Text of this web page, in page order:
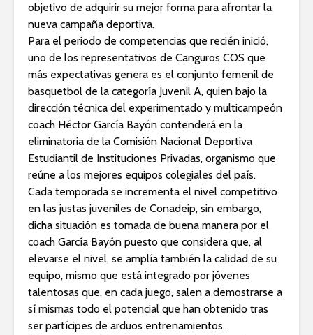
objetivo de adquirir su mejor forma para afrontar la
nueva campaña deportiva.
Para el periodo de competencias que recién inició,
uno de los representativos de Canguros COS que
más expectativas genera es el conjunto femenil de
basquetbol de la categoría Juvenil A, quien bajo la
dirección técnica del experimentado y multicampeón
coach Héctor García Bayón contenderá en la
eliminatoria de la Comisión Nacional Deportiva
Estudiantil de Instituciones Privadas, organismo que
reúne a los mejores equipos colegiales del país.
Cada temporada se incrementa el nivel competitivo
en las justas juveniles de Conadeip, sin embargo,
dicha situación es tomada de buena manera por el
coach García Bayón puesto que considera que, al
elevarse el nivel, se amplía también la calidad de su
equipo, mismo que está integrado por jóvenes
talentosas que, en cada juego, salen a demostrarse a
sí mismas todo el potencial que han obtenido tras
ser partícipes de arduos entrenamientos.